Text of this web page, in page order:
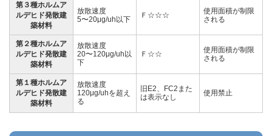
第３種ホルムア
ルデヒド発散建
築材料
放散速度
5〜20μg/uh以下
Ｆ☆☆☆
使用面積が制限
される
第２種ホルムア
ルデヒド発散建
築材料
放散速度
20〜120μg/uh以
下
Ｆ☆☆
使用面積が制限
される
第１種ホルムア
ルデヒド発散建
築材料
放散速度
120μg/uhを超え
る
旧E2、FC2また
は表示なし
使用禁止